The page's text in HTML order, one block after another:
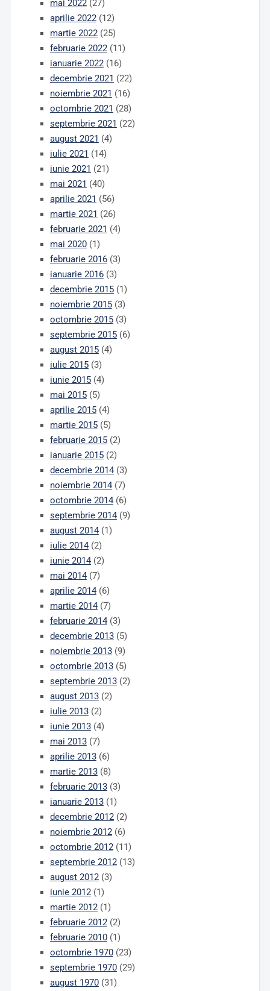
mai 2022(27)
aprilie 2022(12)
martie 2022(25)
februarie 2022(11)
ianuarie 2022(16)
decembrie 2021 (22)
noiembrie 2021 (16)
octombrie 2021 (28)
septembrie 2021 (22)
august 2021 (4)
iulie 2021 (14)
iunie 2021 (21)
mai 2021 (40)
aprilie 2021 (56)
martie 2021 (26)
februarie 2021 (4)
mai 2020(1)
februarie 2016(3)
ianuarie 2016(3)
decembrie 2015(1)
noiembrie 2015(3)
octombrie 2015(3)
septembrie 2015(6)
august 2015(4)
iulie 2015(3)
iunie 2015(4)
mai 2015(5)
aprilie 2015(4)
martie 2015(5)
februarie 2015(2)
ianuarie 2015(2)
decembrie 2014(3)
noiembrie 2014(7)
octombrie 2014(6)
septembrie 2014(9)
august 2014(1)
iulie 2014(2)
iunie 2014(2)
mai 2014(7)
aprilie 2014(6)
martie 2014(7)
februarie 2014(3)
decembrie 2013(5)
noiembrie 2013(9)
octombrie 2013(5)
septembrie 2013(2)
august 2013(2)
iulie 2013(2)
iunie 2013(4)
mai 2013(7)
aprilie 2013(6)
martie 2013(8)
februarie 2013(3)
ianuarie 2013(1)
decembrie 2012(2)
noiembrie 2012(6)
octombrie 2012(11)
septembrie 2012(13)
august 2012(3)
iunie 2012(1)
martie 2012(1)
februarie 2012(2)
februarie 2010(1)
octombrie 1970(23)
septembrie 1970(29)
august 1970(31)